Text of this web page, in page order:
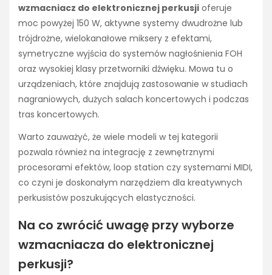
wzmacniacz do elektronicznej perkusji oferuje
moc powyżej 150 W, aktywne systemy dwudrożne lub
trójdrożne, wielokanałowe miksery z efektami,
symetryczne wyjścia do systemów nagłośnienia FOH
oraz wysokiej klasy przetworniki dźwięku. Mowa tu o
urządzeniach, które znajdują zastosowanie w studiach
nagraniowych, dużych salach koncertowych i podczas
tras koncertowych.
Warto zauważyć, że wiele modeli w tej kategorii
pozwala również na integrację z zewnętrznymi
procesorami efektów, loop station czy systemami MIDI,
co czyni je doskonałym narzędziem dla kreatywnych
perkusistów poszukujących elastyczności.
Na co zwrócić uwagę przy wyborze
wzmacniacza do elektronicznej
perkusji?